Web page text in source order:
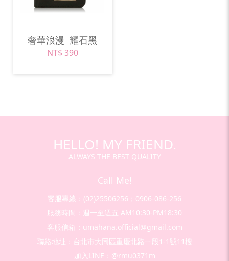
奢華浪漫 耀石黑
NT$ 390
HELLO! MY FRIEND.
ALWAYS THE BEST QUALITY
Call Me!
客服專線：(02)25506256；0906-086-256
服務時間：週一至週五 AM10:30-PM18:30
客服信箱：umahana.official@gmail.com
聯絡地址：台北市大同區重慶北路ㄧ段1-1號11樓
加入LINE：@rmu0371m